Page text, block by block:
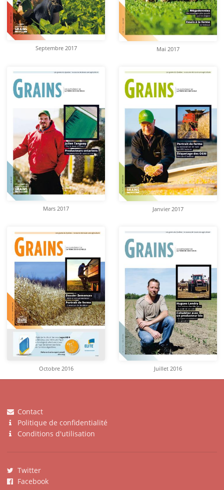
Septembre 2017 Mai 2017
Mars 2017 Janvier 2017
Octobre 2016 Juillet 2016
Contact
Politique de confidentialité
Conditions d'utilisation
Twitter
Facebook